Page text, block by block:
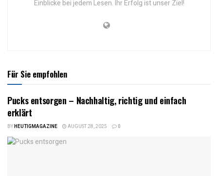
Einblicke bei jedem Lesen. Ihr Erfolg ist unser Ziel!
Für Sie empfohlen
Pucks entsorgen – Nachhaltig, richtig und einfach
erklärt
BYHEUTIGMAGAZINE AUGUST 28, 2025 0